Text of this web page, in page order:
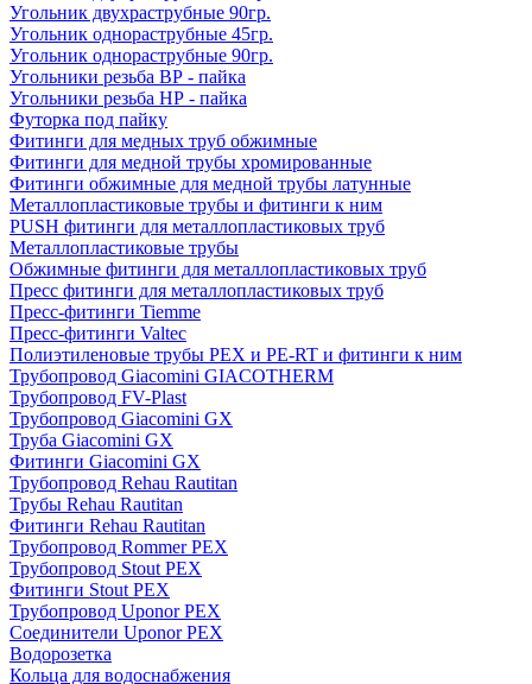
Угольник двухраструбные 90гр.
Угольник однораструбные 45гр.
Угольник однораструбные 90гр.
Угольники резьба ВР - пайка
Угольники резьба НР - пайка
Футорка под пайку
Фитинги для медных труб обжимные
Фитинги для медной трубы хромированные
Фитинги обжимные для медной трубы латунные
Металлопластиковые трубы и фитинги к ним
PUSH фитинги для металлопластиковых труб
Металлопластиковые трубы
Обжимные фитинги для металлопластиковых труб
Пресс фитинги для металлопластиковых труб
Пресс-фитинги Tiemme
Пресс-фитинги Valtec
Полиэтиленовые трубы PEX и PE-RT и фитинги к ним
Трубопровод Giacomini GIACOTHERM
Трубопровод FV-Plast
Трубопровод Giacomini GX
Труба Giacomini GX
Фитинги Giacomini GX
Трубопровод Rehau Rautitan
Трубы Rehau Rautitan
Фитинги Rehau Rautitan
Трубопровод Rommer PEX
Трубопровод Stout PEX
Фитинги Stout PEX
Трубопровод Uponor PEX
Соединители Uponor PEX
Водорозетка
Кольца для водоснабжения